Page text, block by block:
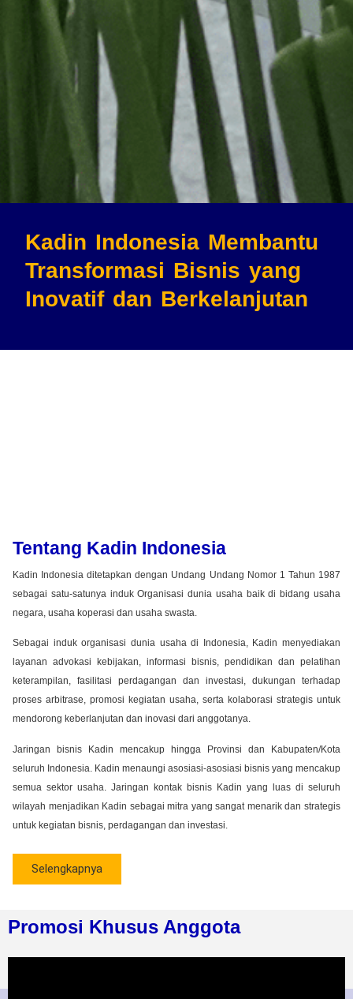
Kadin Indonesia Membantu
Transformasi Bisnis yang
Inovatif dan Berkelanjutan
Tentang Kadin Indonesia
Kadin Indonesia ditetapkan dengan Undang Undang Nomor 1 Tahun 1987
sebagai satu-satunya induk Organisasi dunia usaha baik di bidang usaha
negara, usaha koperasi dan usaha swasta.
Sebagai induk organisasi dunia usaha di Indonesia, Kadin menyediakan
layanan advokasi kebijakan, informasi bisnis, pendidikan dan pelatihan
keterampilan, fasilitasi perdagangan dan investasi, dukungan terhadap
proses arbitrase, promosi kegiatan usaha, serta kolaborasi strategis untuk
mendorong keberlanjutan dan inovasi dari anggotanya.
Jaringan bisnis Kadin mencakup hingga Provinsi dan Kabupaten/Kota
seluruh Indonesia. Kadin menaungi asosiasi-asosiasi bisnis yang mencakup
semua sektor usaha. Jaringan kontak bisnis Kadin yang luas di seluruh
wilayah menjadikan Kadin sebagai mitra yang sangat menarik dan strategis
untuk kegiatan bisnis, perdagangan dan investasi.
Selengkapnya
Promosi Khusus Anggota